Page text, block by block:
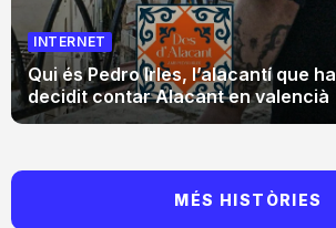
INTERNET
Qui és Pedro Irles, l’alacantí que ha
decidit contar Alacant en valencià
MÉS HISTÒRIES